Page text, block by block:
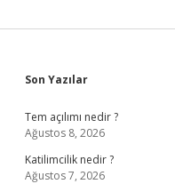
Sidebar
Son Yazılar
Tem açılımı nedir ?
Ağustos 8, 2026
Katilimcilik nedir ?
Ağustos 7, 2026